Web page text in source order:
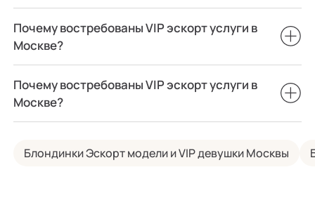
Почему востребованы VIP эскорт услуги в
Москве?
Почему востребованы VIP эскорт услуги в
Москве?
Блондинки Эскорт модели и VIP девушки Москвы